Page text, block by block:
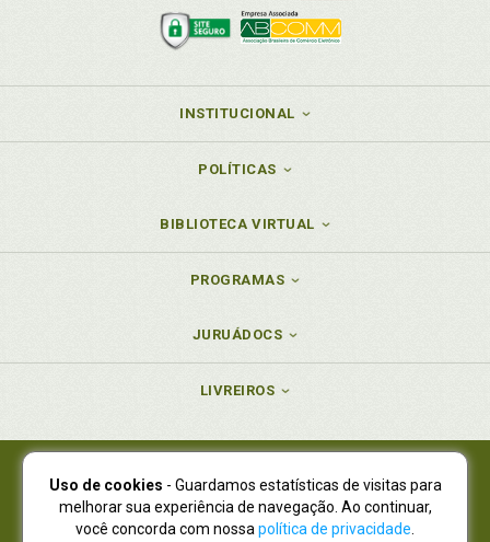
INSTITUCIONAL
POLÍTICAS
BIBLIOTECA VIRTUAL
PROGRAMAS
JURUÁDOCS
LIVREIROS
Juruá Editora Ltda., CNPJ 77.535.508/0001-19
Juruá Informática Ltda., CNPJ 01.701.561/0001-80
NOVO ENDEREÇO:R. Flávio Dallegrave, 7665, São Lourenço |
Uso de cookies - Guardamos estatísticas de visitas para
melhorar sua experiência de navegação. Ao continuar,
você concorda com nossa política de privacidade